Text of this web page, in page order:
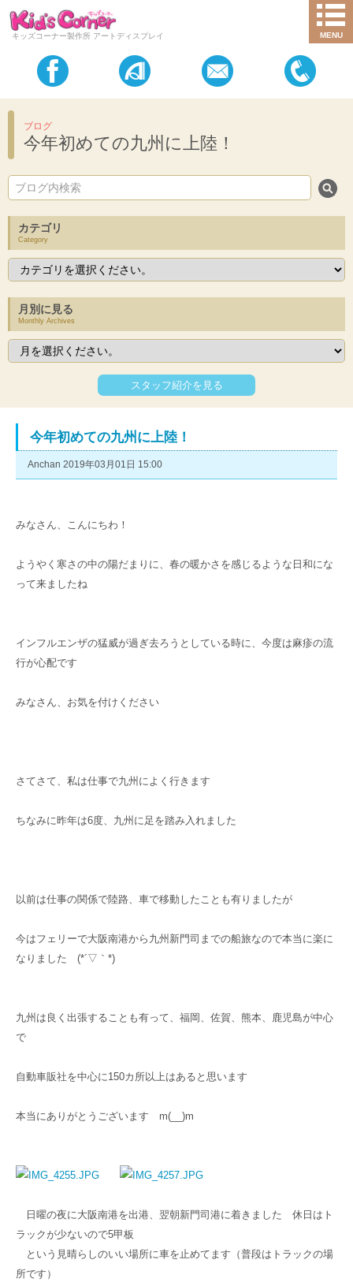
キッズコーナー製作所 アートディスプレイ MENU
ブログ
今年初めての九州に上陸！
カテゴリ
Category
月別に見る
Monthly Archives
スタッフ紹介を見る
今年初めての九州に上陸！
Anchan 2019年03月01日 15:00
みなさん、こんにちわ！
ようやく寒さの中の陽だまりに、春の暖かさを感じるような日和にな
って来ましたね
インフルエンザの猛威が過ぎ去ろうとしている時に、今度は麻疹の流
行が心配です
みなさん、お気を付けください
さてさて、私は仕事で九州によく行きます
ちなみに昨年は6度、九州に足を踏み入れました
以前は仕事の関係で陸路、車で移動したことも有りましたが
今はフェリーで大阪南港から九州新門司までの船旅なので本当に楽に
なりました (*´▽｀*)
九州は良く出張することも有って、福岡、佐賀、熊本、鹿児島が中心
で
自動車販社を中心に150カ所以上はあると思います
本当にありがとうございます m(__)m
日曜の夜に大阪南港を出港、翌朝新門司港に着きました 休日はト
ラックが少ないので5甲板
という見晴らしのいい場所に車を止めてます（普段はトラックの場
所です）